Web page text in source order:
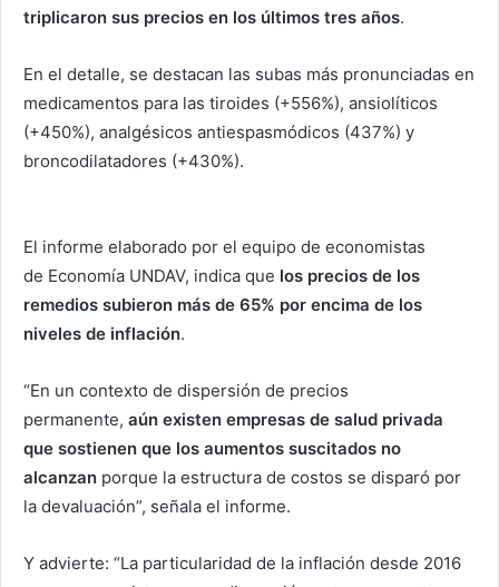
triplicaron sus precios en los últimos tres años.
En el detalle, se destacan las subas más pronunciadas en
medicamentos para las tiroides (+556%), ansiolíticos
(+450%), analgésicos antiespasmódicos (437%) y
broncodilatadores (+430%).
El informe elaborado por el equipo de economistas
de Economía UNDAV, indica que los precios de los
remedios subieron más de 65% por encima de los
niveles de inflación.
“En un contexto de dispersión de precios
permanente, aún existen empresas de salud privada
que sostienen que los aumentos suscitados no
alcanzan porque la estructura de costos se disparó por
la devaluación”, señala el informe.
Y advierte: “La particularidad de la inflación desde 2016